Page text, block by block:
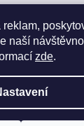
naší
zde.